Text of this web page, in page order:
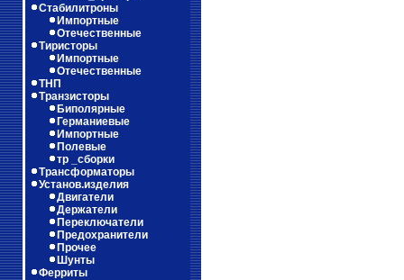
Стабилитроны
Импортные
Отечественные
Тиристоры
Импортные
Отечественные
ТНП
Транзисторы
Биполярные
Германиевые
Импортные
Полевые
тр _сборки
Трансформаторы
Установ.изделия
Двигатели
Держатели
Переключатели
Предохранители
Прочее
Шунты
Ферриты